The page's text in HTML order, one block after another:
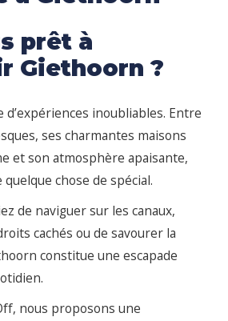
prêt à
Giethoorn ?
inoubliables. Entre
ses charmantes maisons
et son atmosphère apaisante,
chose de spécial.
de naviguer sur les canaux,
cachés ou de savourer la
constitue une escapade
nous proposons une